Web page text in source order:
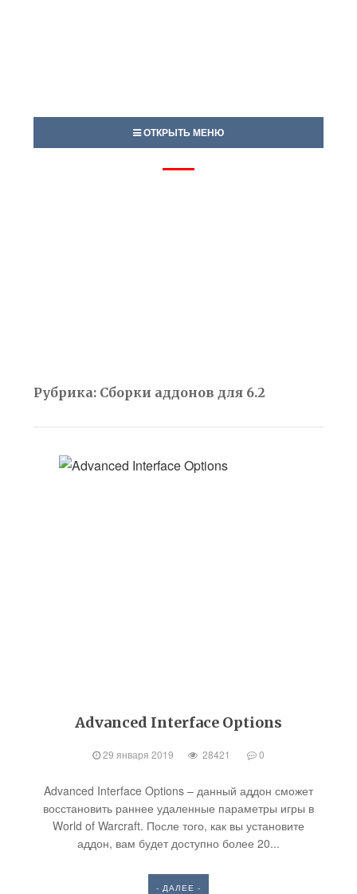
ОТКРЫТЬ МЕНЮ
Рубрика: Сборки аддонов для 6.2
Advanced Interface Options
29 января 2019 28421 0
Advanced Interface Options – данный аддон сможет
восстановить раннее удаленные параметры игры в
World of Warcraft. После того, как вы установите
аддон, вам будет доступно более 20...
- ДАЛЕЕ -